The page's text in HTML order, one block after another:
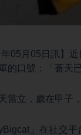
年05月05日訊】
的口號：「蒼天
當立，歲在甲子
」在社交